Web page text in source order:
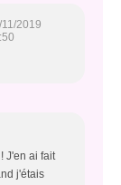
2019
J'en ai fait
j'étais